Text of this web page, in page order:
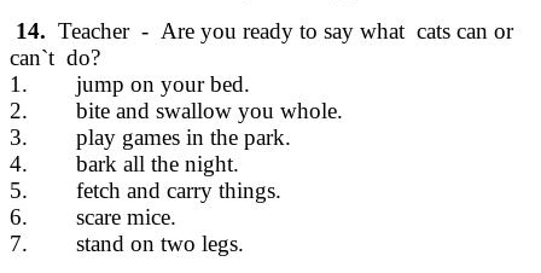
14. Teacher - Are you ready to say what cats can or
can`t do?
1. jump on your bed.
2. bite and swallow you whole.
3. play games in the park.
4. bark all the night.
5. fetch and carry things.
6. scare mice.
7. stand on two legs.